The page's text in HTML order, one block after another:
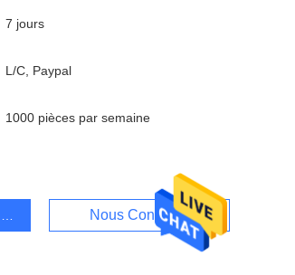
7 jours
L/C, Paypal
1000 pièces par semaine
Nous Contacter